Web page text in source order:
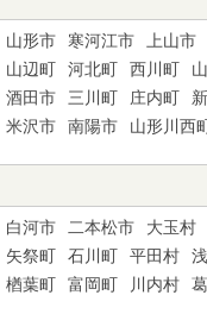
山形市 寒河江市 上山市
山辺町
河北町 西川町
酒田市
三川町 庄内町
米沢市
南陽市 山形川西
白河市 二本松市 大玉村
矢祭町
石川町 平田村
楢葉町
富岡町 川内村